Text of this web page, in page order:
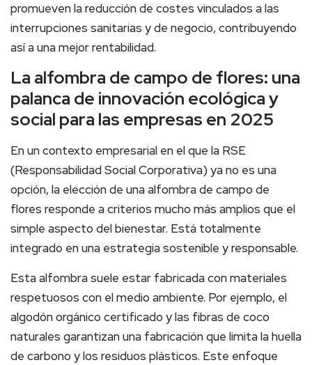
promueven la reducción de costes vinculados a las
interrupciones sanitarias y de negocio, contribuyendo
así a una mejor rentabilidad.
La alfombra de campo de flores: una
palanca de innovación ecológica y
social para las empresas en 2025
En un contexto empresarial en el que la RSE
(Responsabilidad Social Corporativa) ya no es una
opción, la elección de una alfombra de campo de
flores responde a criterios mucho más amplios que el
simple aspecto del bienestar. Está totalmente
integrado en una estrategia sostenible y responsable.
Esta alfombra suele estar fabricada con materiales
respetuosos con el medio ambiente. Por ejemplo, el
algodón orgánico certificado y las fibras de coco
naturales garantizan una fabricación que limita la huella
de carbono y los residuos plásticos. Este enfoque